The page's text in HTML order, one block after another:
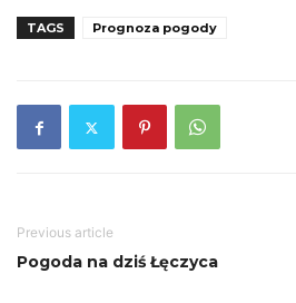
TAGS Prognoza pogody
Previous article
Pogoda na dziś Łęczyca